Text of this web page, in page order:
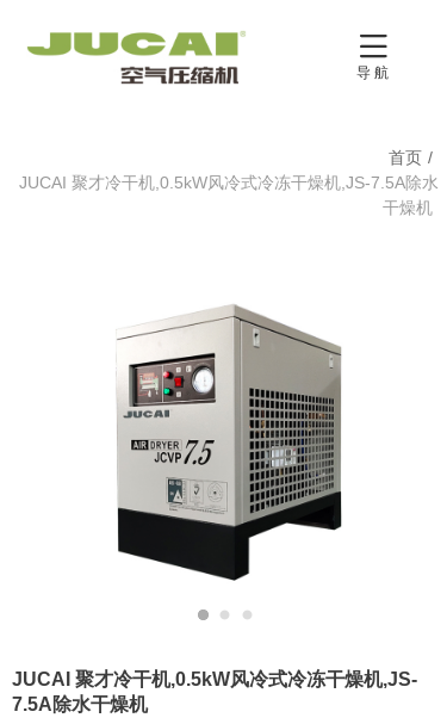

导 航
JUCAI 聚才冷干机,0.5kW风冷式冷冻干燥机,JS-
7.5A除水干燥机
首页 /
JUCAI 聚才冷干机,0.5kW风冷式冷冻干燥机,JS-7.5A除水
干燥机